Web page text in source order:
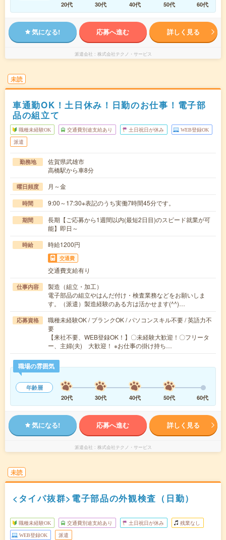
20代
30代 40代 50代 60代
気になる! 応募へ進む 詳しく見る
派遣会社 株式会社テクノ・サービス
未読
車通勤OK！土日休み！日勤のお仕事！電子部
品の組立て
職種未経験OK 交通費別途支給あり 土日祝日が休み WEB登録OK
派遣
勤務地
佐賀県武雄市
高橋駅から車8分
曜日頻度 月～金
時間 9:00～17:30※表記のうち実働7時間45分です。
期間
長期【ご応募から1週間以内(最短2日目)のスピード就業が可
能】即日～
時給 時給1200円
交通費
交通費支給有り
仕事内容
製造（組立・加工）
電子部品の組立やはんだ付け・検査業務などをお願いしま
す。（派遣）製造経験のある方は活かせます(^^)…
応募資格
職種未経験OK / ブランクOK / パソコンスキル不要 / 英語力不
要
【来社不要、WEB登録OK！】〇未経験大歓迎！〇フリータ
ー、主婦(夫) 大歓迎！ ※お仕事の掛け持ち…
職場の雰囲気
年齢層
20代
30代 40代 50代 60代
気になる! 応募へ進む 詳しく見る
派遣会社 株式会社テクノ・サービス
未読
<タイパ抜群>電子部品の外観検査（日勤）
職種未経験OK 交通費別途支給あり 土日祝日が休み 残業なし
WEB登録OK 派遣